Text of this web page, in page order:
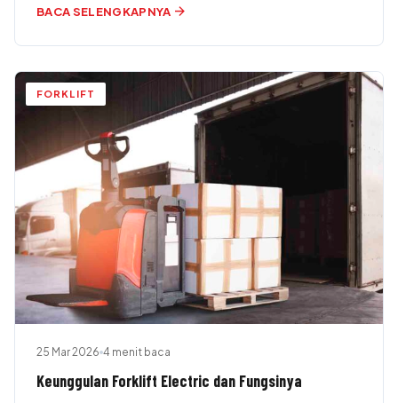
yang…
BACA SELENGKAPNYA arrow_forward
FORKLIFT
25 Mar 2026 4 menit baca
Keunggulan Forklift Electric dan Fungsinya